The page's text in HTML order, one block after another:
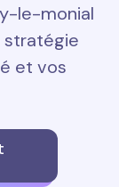
le-monial
stratégie
et vos